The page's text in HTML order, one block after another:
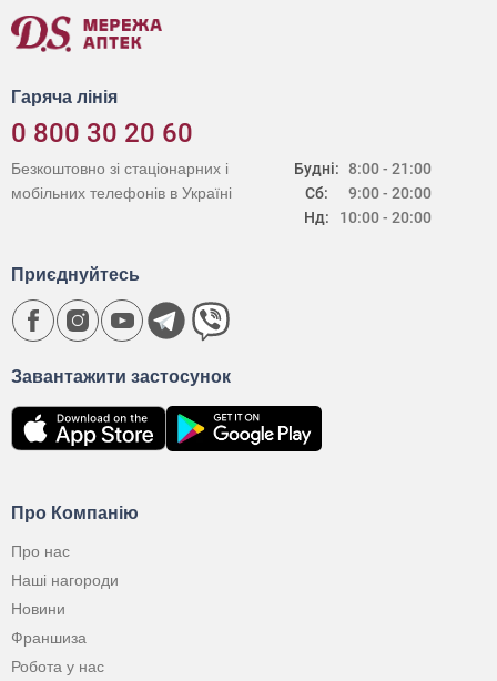
Гаряча лінія
0 800 30 20 60
Будні:
Сб:
Нд:
8:00 - 21:00
9:00 - 20:00
10:00 - 20:00
Безкоштовно зі стаціонарних і
мобільних телефонів в Україні
Про Компанію
Про нас
Наші нагороди
Новини
Франшиза
Робота у нас
Завантажити застосунок
Приєднуйтесь